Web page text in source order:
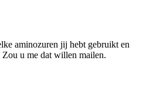
aminozuren jij hebt gebruikt en
u me dat willen mailen.